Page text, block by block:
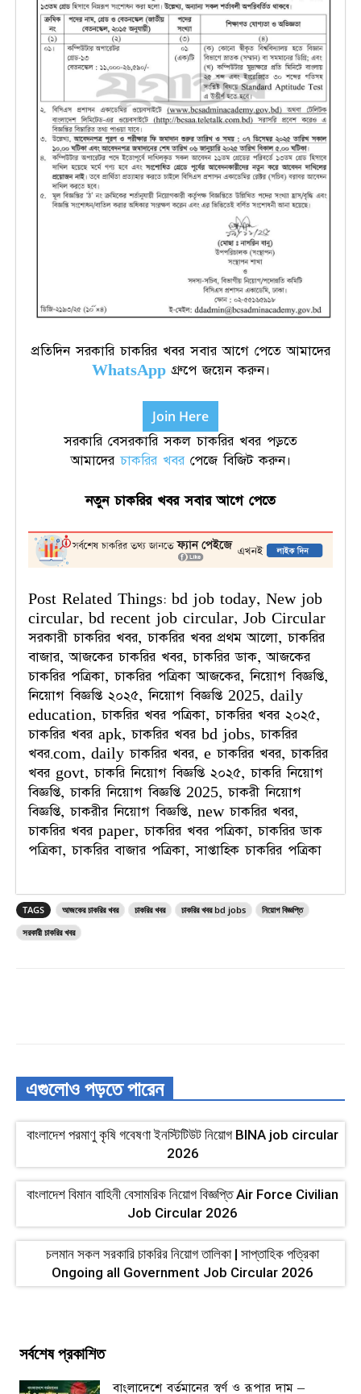
প্রতিদিন সরকারি চাকরির খবর সবার আগে পেতে আমাদের
WhatsAppগ্রুপে জয়েন করুন।
Join Here
সরকারি বেসরকারি সকল চাকরির খবর পড়তে
আমাদেরচাকরির খবরপেজে বিজিট করুন।
নতুন চাকরির খবর সবার আগে পেতে
Post Related Things: bd job today, New job
circular, bd recent job circular, Job Circular
সরকারী চাকরির খবর, চাকরির খবর প্রথম আলো, চাকরির
বাজার, আজকের চাকরির খবর, চাকরির ডাক, আজকের
চাকরির পত্রিকা, চাকরির পত্রিকা আজকের, নিয়োগ বিজ্ঞপ্তি,
নিয়োগ বিজ্ঞপ্তি ২০২৫, নিয়োগ বিজ্ঞপ্তি 2025, daily
education, চাকরির খবর পত্রিকা, চাকরির খবর ২০২৫,
চাকরির খবর apk, চাকরির খবর bd jobs, চাকরির
খবর.com, daily চাকরির খবর, e চাকরির খবর, চাকরির
খবর govt, চাকরি নিয়োগ বিজ্ঞপ্তি ২০২৫, চাকরি নিয়োগ
বিজ্ঞপ্তি, চাকরি নিয়োগ বিজ্ঞপ্তি 2025, চাকরী নিয়োগ
বিজ্ঞপ্তি, চাকরীর নিয়োগ বিজ্ঞপ্তি, new চাকরির খবর,
চাকরির খবর paper, চাকরির খবর পত্রিকা, চাকরির ডাক
পত্রিকা, চাকরির বাজার পত্রিকা, সাপ্তাহিক চাকরির পত্রিকা
TAGS আজকের চাকরির খবর চাকরির খবর চাকরির খবর bd jobs
নিয়োগ বিজ্ঞপ্তি
সরকারী চাকরির খবর
এগুলোও পড়তে পারেন
বাংলাদেশ পরমাণু কৃষি গবেষণা ইনস্টিটিউট নিয়োগ BINA job circular
2026
বাংলাদেশ বিমান বাহিনী বেসামরিক নিয়োগ বিজ্ঞপ্তি Air Force Civilian
Job Circular 2026
চলমান সকল সরকারি চাকরির নিয়োগ তালিকা | সাপ্তাহিক পত্রিকা
Ongoing all Government Job Circular 2026
সর্বশেষ প্রকাশিত
বাংলাদেশে বর্তমানের স্বর্ণ ও রূপার দাম –